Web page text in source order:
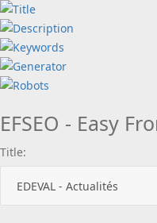
EFSEO - Easy
Title: